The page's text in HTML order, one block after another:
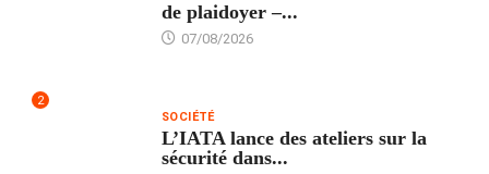
de plaidoyer –...
07/08/2026
2
SOCIÉTÉ
L’IATA lance des ateliers sur la
sécurité dans...